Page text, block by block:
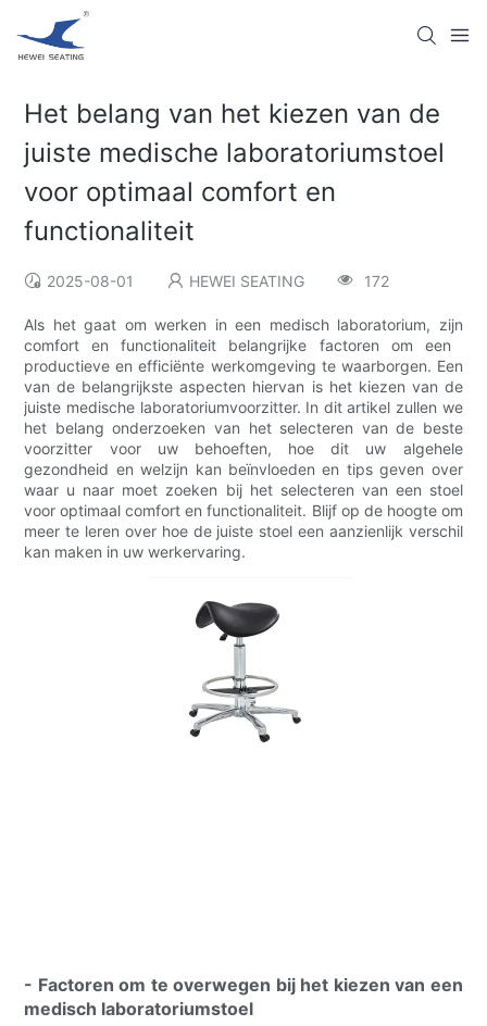
Het belang van het kiezen van de
juiste medische laboratoriumstoel
voor optimaal comfort en
functionaliteit
2025-08-01 HEWEI SEATING 172
Als het gaat om werken in een medisch laboratorium, zijn
comfort en functionaliteit belangrijke factoren om een ​​
productieve en efficiënte werkomgeving te waarborgen. Een
van de belangrijkste aspecten hiervan is het kiezen van de
juiste medische laboratoriumvoorzitter. In dit artikel zullen we
het belang onderzoeken van het selecteren van de beste
voorzitter voor uw behoeften, hoe dit uw algehele
gezondheid en welzijn kan beïnvloeden en tips geven over
waar u naar moet zoeken bij het selecteren van een stoel
voor optimaal comfort en functionaliteit. Blijf op de hoogte om
meer te leren over hoe de juiste stoel een aanzienlijk verschil
kan maken in uw werkervaring.
- Factoren om te overwegen bij het kiezen van een
medisch laboratoriumstoel